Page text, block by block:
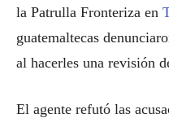
la Patrulla Fronteriza en
guatemaltecas
al hacerles una revisión
El agente refutó las